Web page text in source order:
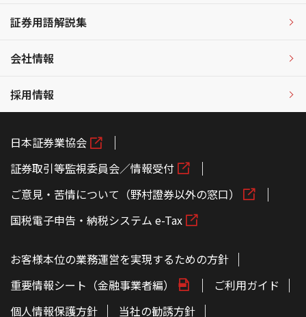
証券用語解説集
会社情報
採用情報
日本証券業協会
証券取引等監視委員会／情報受付
ご意見・苦情について（野村證券以外の窓口）
国税電子申告・納税システム e-Tax
お客様本位の業務運営を実現するための方針
重要情報シート（金融事業者編）
ご利用ガイド
個人情報保護方針
当社の勧誘方針